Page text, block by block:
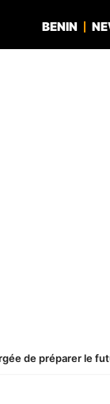
BENIN
de préparer le